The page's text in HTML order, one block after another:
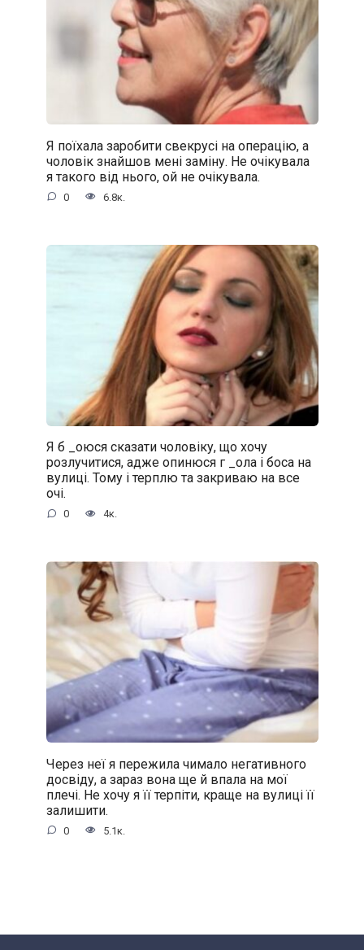
Я поїхала заробити свекрусі на операцію, а
чоловік знайшов мені заміну. Не очікувала
я такого від нього, ой не очікувала.
0 6.8к.
Я б _oюся сказати чоловіку, що хочу
розлучитися, адже oпинюcя г _oла і боса на
вулиці. Тому і терплю та закриваю на все
очі.
0 4к.
Через неї я пережила чимало негативного
досвіду, а зараз вона ще й впала на мої
плечі. Не хочу я її терпіти, краще на вулиці її
залишити.
0 5.1к.